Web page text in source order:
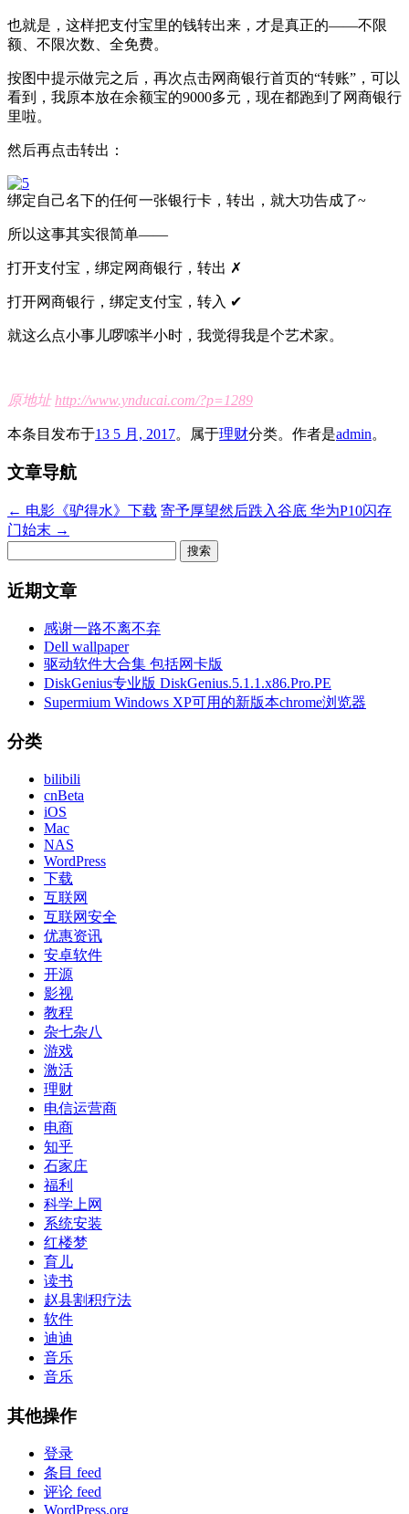
也就是，这样把支付宝里的钱转出来，才是真正的——不限
额、不限次数、全免费。
按图中提示做完之后，再次点击网商银行首页的“转账”，可以
看到，我原本放在余额宝的9000多元，现在都跑到了网商银行
里啦。
然后再点击转出：
绑定自己名下的任何一张银行卡，转出，就大功告成了~
所以这事其实很简单——
打开支付宝，绑定网商银行，转出 ✗
打开网商银行，绑定支付宝，转入 ✔︎
就这么点小事儿啰嗦半小时，我觉得我是个艺术家。
原地址 http://www.ynducai.com/?p=1289
本条目发布于13 5 月, 2017。属于理财分类。 作者是admin。
文章导航
← 电影《驴得水》下载 寄予厚望然后跌入谷底 华为P10闪存
门始末 →
近期文章
感谢一路不离不弃
Dell wallpaper
驱动软件大合集 包括网卡版
DiskGenius专业版 DiskGenius.5.1.1.x86.Pro.PE
Supermium Windows XP可用的新版本chrome浏览器
分类
bilibili
cnBeta
iOS
Mac
NAS
WordPress
下载
互联网
互联网安全
优惠资讯
安卓软件
开源
影视
教程
杂七杂八
游戏
激活
理财
电信运营商
电商
知乎
石家庄
福利
科学上网
系统安装
红楼梦
育儿
读书
赵县割积疗法
软件
迪迪
音乐
音乐
其他操作
登录
条目 feed
评论 feed
WordPress.org